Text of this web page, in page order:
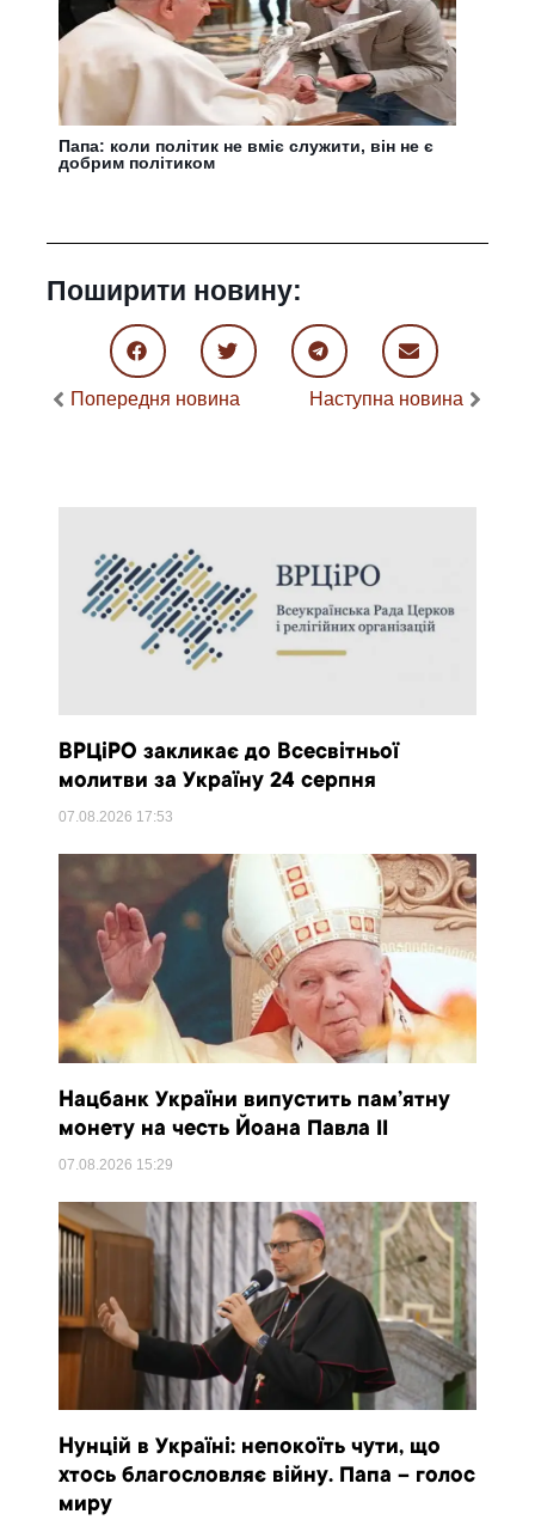
Папа: коли політик не вміє служити, він не є
добрим політиком
Поширити новину:
Попередня новина Наступна новина
ВРЦіРО закликає до Всесвітньої
молитви за Україну 24 серпня
07.08.2026 17:53
Нацбанк України випустить пам’ятну
монету на честь Йоана Павла II
07.08.2026 15:29
Нунцій в Україні: непокоїть чути, що
хтось благословляє війну. Папа – голос
миру